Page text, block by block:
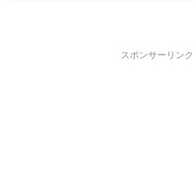
スポンサーリンク